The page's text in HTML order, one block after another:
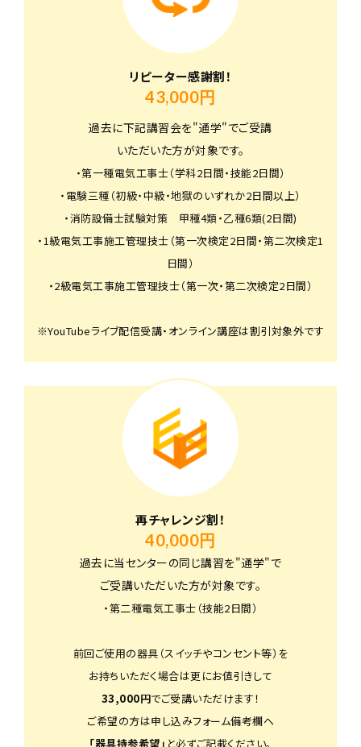
リピーター感謝割！
43,000円
過去に下記講習会を"通学"でご受講
いただいた方が対象です。
・第一種電気工事士（学科2日間・技能2日間）
・電験三種（初級・中級・地獄のいずれか2日間以上）
・消防設備士試験対策 甲種4類・乙種6類(2日間)
・1級電気工事施工管理技士（第一次検定2日間・第二次検定1
日間）
・2級電気工事施工管理技士（第一次・第二次検定2日間）
※YouTubeライブ配信受講・オンライン講座は割引対象外です
再チャレンジ割！
40,000円
過去に当センターの同じ講習を"通学"で
ご受講いただいた方が対象です。
・第二種電気工事士（技能2日間）
前回ご使用の器具（スイッチやコンセント等）を
お持ちいただく場合は更にお値引きして
33,000円でご受講いただけます！
ご希望の方は申し込みフォーム備考欄へ
「器具持参希望」 と必ずご記載ください。